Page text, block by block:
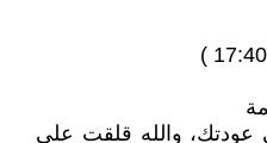
عودتك، والله قلقت على